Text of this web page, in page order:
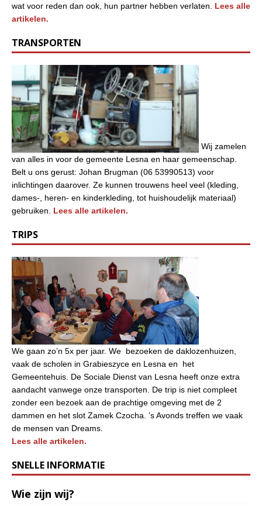
wat voor reden dan ook, hun partner hebben verlaten. Lees alle
artikelen.
TRANSPORTEN
Wij zamelen
van alles in voor de gemeente Lesna en haar gemeenschap.
Belt u ons gerust: Johan Brugman (06 53990513) voor
inlichtingen daarover. Ze kunnen trouwens heel veel (kleding,
dames-, heren- en kinderkleding, tot huishoudelijk materiaal)
gebruiken. Lees alle artikelen.
TRIPS
We gaan zo’n 5x per jaar. We bezoeken de daklozenhuizen,
vaak de scholen in Grabieszyce en Lesna en het
Gemeentehuis. De Sociale Dienst van Lesna heeft onze extra
aandacht vanwege onze transporten. De trip is niet compleet
zonder een bezoek aan de prachtige omgeving met de 2
dammen en het slot Zamek Czocha. ’s Avonds treffen we vaak
de mensen van Dreams.
Lees alle artikelen.
SNELLE INFORMATIE
Wie zijn wij?